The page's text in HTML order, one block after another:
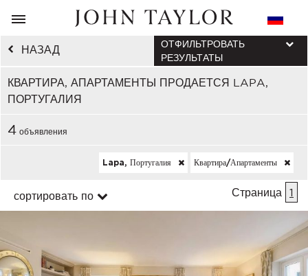
НАЗАД
КВАРТИРА, АПАРТАМЕНТЫ ПРОДАЕТСЯ LAPA,
ПОРТУГАЛИЯ
ОТФИЛЬТРОВАТЬ
РЕЗУЛЬТАТЫ
4 объявления
Lapa, Португалия Квартира/апартаменты
сортировать по Страница 1